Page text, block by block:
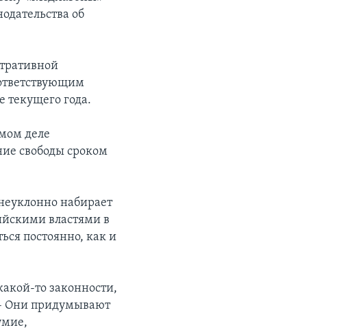
об
текущего года.
деле
свободы сроком
набирает
властями в
постоянно, как и
то законности,
Они придумывают